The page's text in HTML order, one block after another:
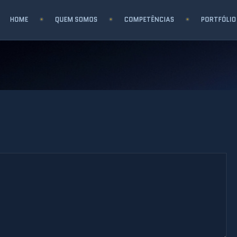
HOME QUEM SOMOS COMPETÊNCIAS PORTFÓLIO